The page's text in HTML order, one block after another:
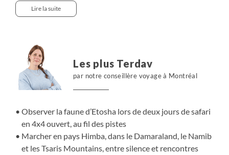
animaux. Plus au nord, nous avançons vers le Kaokoland
et l’Ovamboland, terres de partage avec les peuples
nous traversons des plaines arides ponctuées de
montagnes anciennes et de sites de peintures rupestres
liés à la culture San. Le mouvement se prolonge dans le
désert du Namib, entre dunes orangées et lumières
changeantes, avant de rejoindre les Tsaris Mountains.
confortables, en harmonie avec le rythme du voyage.
Lire la suite
Les plus Terdav
par notre conseillère voyage à Montréal
Observer la faune d’Etosha lors de deux jours de safari
en 4x4 ouvert, au fil des pistes
Marcher en pays Himba, dans le Damaraland, le Namib
et les Tsaris Mountains, entre silence et rencontres